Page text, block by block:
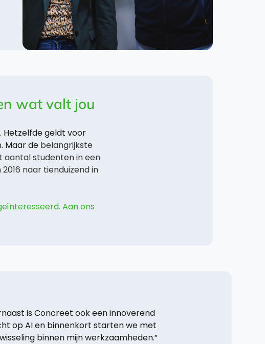
wat valt jou
Hetzelfde geldt voor
Maar de belangrijkste
aantal studenten in een
naar tienduizend in
Aan ons
is Concreet ook een innoverend
op AI en binnenkort starten we met
binnen mijn werkzaamheden.”